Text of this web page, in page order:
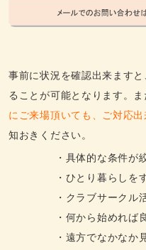
事前に状況を確認出来ます
ることが可能となります。ま
にご来場頂いても、ご対応
知おきください。
・具体的な条件が
・ひとり暮らしを
・クラブサークル
・何から始めれば
・遠方でなかなか